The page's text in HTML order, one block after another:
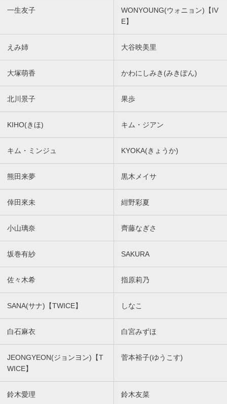
一生友子
WONYOUNG(ウォニョン)【IV
E】
えみ姉 大谷映美里
大塚萌香 かわにしみき(みきぽん)
北川景子 果歩
KIHO(きほ) キム・ジアン
キム・ミンジュ KYOKA(きょうか)
熊田来夢 黒木メイサ
倖田來未 紺野彩夏
小山璃奈 齊藤なぎさ
坂巻有紗 SAKURA
佐々木希 指原莉乃
SANA(サナ)【TWICE】 しなこ
白石麻衣 白宮みずほ
JEONGYEON(ジョンヨン)【T
WICE】
菅本裕子(ゆうこす)
鈴木愛理 鈴木友菜